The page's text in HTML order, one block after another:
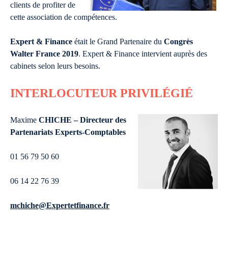
clients de profiter de
cette association de compétences.
Expert & Finance était le Grand Partenaire du Congrès
Walter France 2019. Expert & Finance intervient auprès des
cabinets selon leurs besoins.
INTERLOCUTEUR PRIVILÉGIÉ
Maxime CHICHE – Directeur des
Partenariats Experts-Comptables
01 56 79 50 60
06 14 22 76 39
mchiche@Expertetfinance.fr